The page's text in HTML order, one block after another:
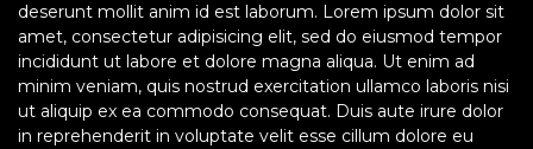
deserunt mollit anim id est laborum. Lorem ipsum dolor sit
amet, consectetur adipisicing elit, sed do eiusmod tempor
incididunt ut labore et dolore magna aliqua. Ut enim ad
minim veniam, quis nostrud exercitation ullamco laboris nisi
ut aliquip ex ea commodo consequat. Duis aute irure dolor
in reprehenderit in voluptate velit esse cillum dolore eu